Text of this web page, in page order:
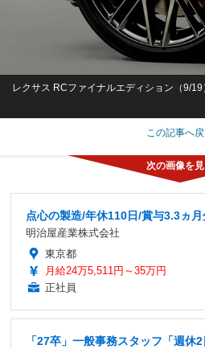
レクサス RCファイナルエディション（9/19
この記事へ
点心の製造/年休110日/賞与3.3ヵ
明治屋産業株式会社
東京都
月給24万5,511円～35万円
正社員
「27卒」一般事務スタッフ「週休